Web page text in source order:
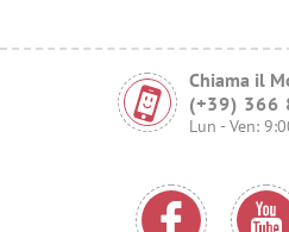
Chiama il
(+39) 366
Lun - Ven: